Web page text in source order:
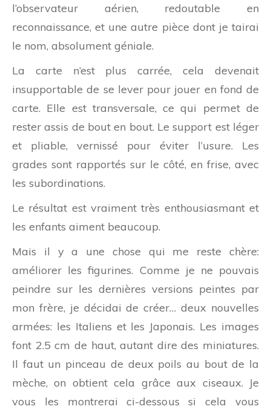
l’observateur aérien, redoutable en
reconnaissance, et une autre pièce dont je tairai
le nom, absolument géniale.
La carte n’est plus carrée, cela devenait
insupportable de se lever pour jouer en fond de
carte. Elle est transversale, ce qui permet de
rester assis de bout en bout. Le support est léger
et pliable, vernissé pour éviter l’usure. Les
grades sont rapportés sur le côté, en frise, avec
les subordinations.
Le résultat est vraiment très enthousiasmant et
les enfants aiment beaucoup.
Mais il y a une chose qui me reste chère:
améliorer les figurines. Comme je ne pouvais
peindre sur les dernières versions peintes par
mon frère, je décidai de créer… deux nouvelles
armées: les Italiens et les Japonais. Les images
font 2.5 cm de haut, autant dire des miniatures.
Il faut un pinceau de deux poils au bout de la
mèche, on obtient cela grâce aux ciseaux. Je
vous les montrerai ci-dessous si cela vous